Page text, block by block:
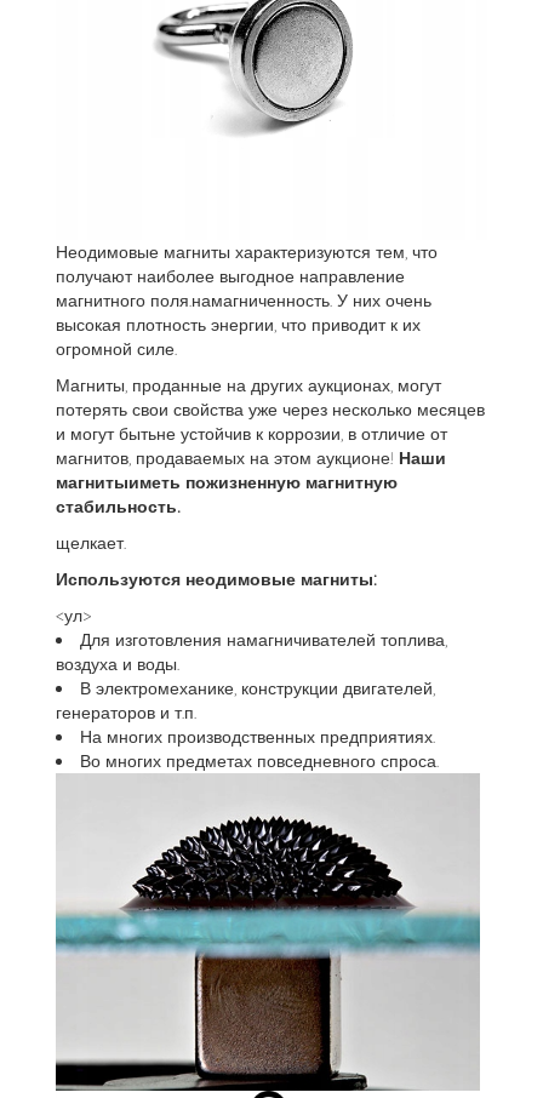
Неодимовые магниты характеризуются тем, что
получают наиболее выгодное направление
магнитного поля.намагниченность. У них очень
высокая плотность энергии, что приводит к их
огромной силе.
Магниты, проданные на других аукционах, могут
потерять свои свойства уже через несколько месяцев
и могут бытьне устойчив к коррозии, в отличие от
магнитов, продаваемых на этом аукционе! Наши
магнитыиметь пожизненную магнитную
стабильность.
щелкает.
Используются неодимовые магниты:
<ул>
Для изготовления намагничивателей топлива,
воздуха и воды.
В электромеханике, конструкции двигателей,
генераторов и т.п.
На многих производственных предприятиях.
Во многих предметах повседневного спроса.